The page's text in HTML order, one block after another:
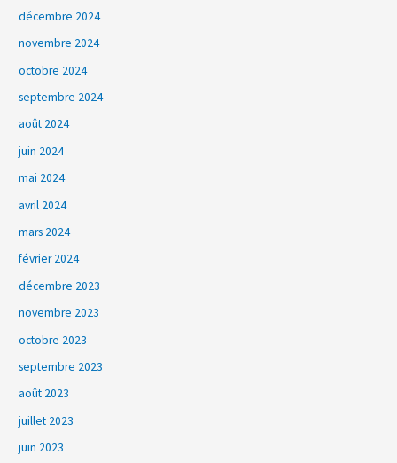
décembre 2024
novembre 2024
octobre 2024
septembre 2024
août 2024
juin 2024
mai 2024
avril 2024
mars 2024
février 2024
décembre 2023
novembre 2023
octobre 2023
septembre 2023
août 2023
juillet 2023
juin 2023